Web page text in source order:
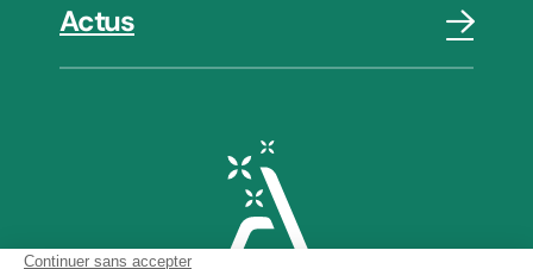
Actus